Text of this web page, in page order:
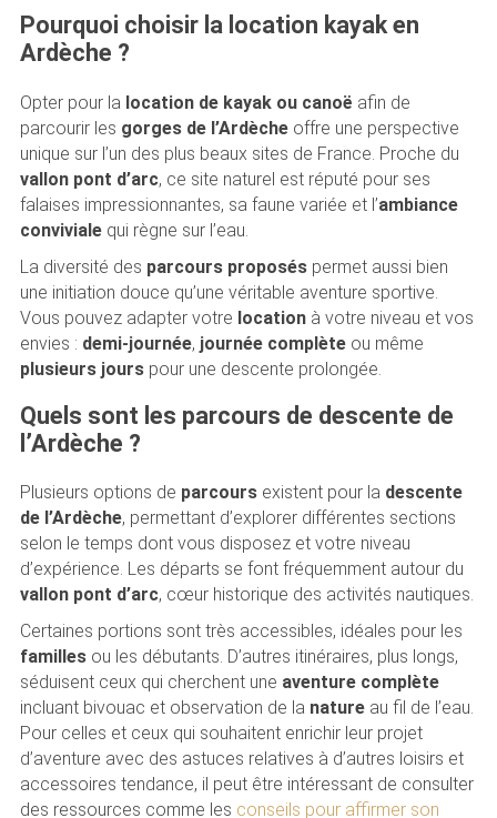
Pourquoi choisir la location kayak en
Ardèche ?
Opter pour la location de kayak ou canoë afin de
parcourir les gorges de l’Ardècheoffre une perspective
unique sur l’un des plus beaux sites de France. Proche du
vallon pont d’arc, ce site naturel est réputé pour ses
falaises impressionnantes, sa faune variée et l’ambiance
convivialequi règne sur l’eau.
La diversité des parcours proposéspermet aussi bien
une initiation douce qu’une véritable aventure sportive.
Vous pouvez adapter votre locationà votre niveau et vos
envies : demi-journée, journée complèteou même
plusieurs jourspour une descente prolongée.
Quels sont les parcours de descente de
l’Ardèche ?
Plusieurs options de parcoursexistent pour la descente
de l’Ardèche, permettant d’explorer différentes sections
selon le temps dont vous disposez et votre niveau
d’expérience. Les départs se font fréquemment autour du
vallon pont d’arc, cœur historique des activités nautiques.
Certaines portions sont très accessibles, idéales pour les
famillesou les débutants. D’autres itinéraires, plus longs,
séduisent ceux qui cherchent une aventure complète
incluant bivouac et observation de la natureau fil de l’eau.
Pour celles et ceux qui souhaitent enrichir leur projet
d’aventure avec des astuces relatives à d’autres loisirs et
accessoires tendance, il peut être intéressant de consulter
des ressources comme les conseils pour affirmer son